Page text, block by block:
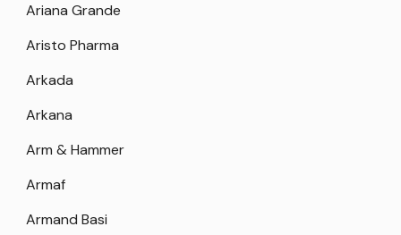
Ariana Grande
Aristo Pharma
Arkada
Arkana
Arm & Hammer
Armaf
Armand Basi